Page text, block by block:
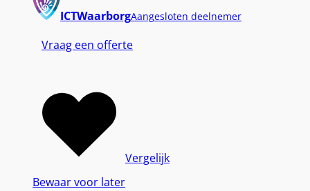
ICTWaarborgAangesloten deelnemer
Vraag een offerte
Bewaar voor later
Vergelijk